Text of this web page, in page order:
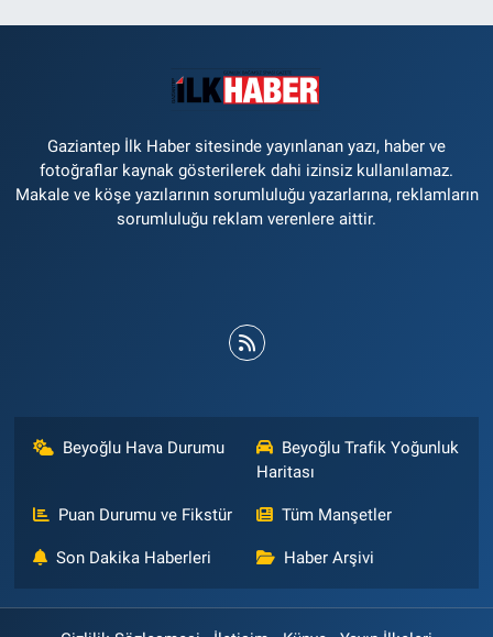
Gaziantep İlk Haber sitesinde yayınlanan yazı, haber ve
fotoğraflar kaynak gösterilerek dahi izinsiz kullanılamaz.
Makale ve köşe yazılarının sorumluluğu yazarlarına, reklamların
sorumluluğu reklam verenlere aittir.
Beyoğlu Hava Durumu
Beyoğlu Trafik Yoğunluk
Haritası
Puan Durumu ve Fikstür Tüm Manşetler
Son Dakika Haberleri Haber Arşivi